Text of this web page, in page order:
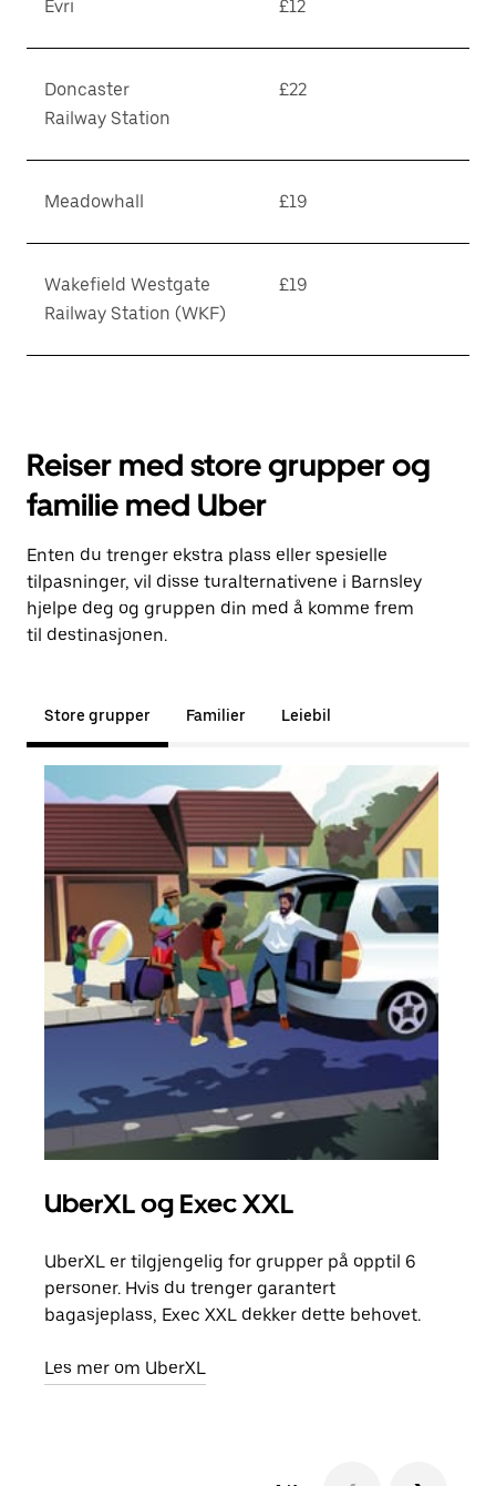
Evri £12
Doncaster
Railway Station
£22
Meadowhall £19
Wakefield Westgate
Railway Station (WKF)
£19
Reiser med store grupper og
familie med Uber
Enten du trenger ekstra plass eller spesielle
tilpasninger, vil disse turalternativene i Barnsley
hjelpe deg og gruppen din med å komme frem
til destinasjonen.
Store grupper Familier Leiebil
UberXL og Exec XXL
UberXL er tilgjengelig for grupper på opptil 6
personer. Hvis du trenger garantert
bagasjeplass, Exec XXL dekker dette behovet.
Les mer om UberXL